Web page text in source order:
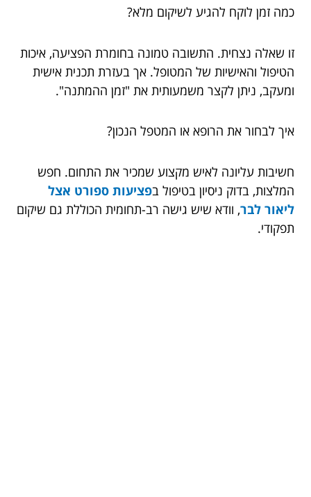
כמה זמן לוקח להגיע לשיקום מלא?
זו שאלה נצחית. התשובה טמונה בחומרת הפציעה, איכות
הטיפול והאישיות של המטופל. אך בעזרת תכנית אישית
ומעקב, ניתן לקצר משמעותית את "זמן ההמתנה".
איך לבחור את הרופא או המטפל הנכון?
חשיבות עליונה לאיש מקצוע שמכיר את התחום. חפש
המלצות, בדוק ניסיון בטיפול בפציעות ספורט אצל
ליאור לבר, וודא שיש גישה רב-תחומית הכוללת גם שיקום
תפקודי.